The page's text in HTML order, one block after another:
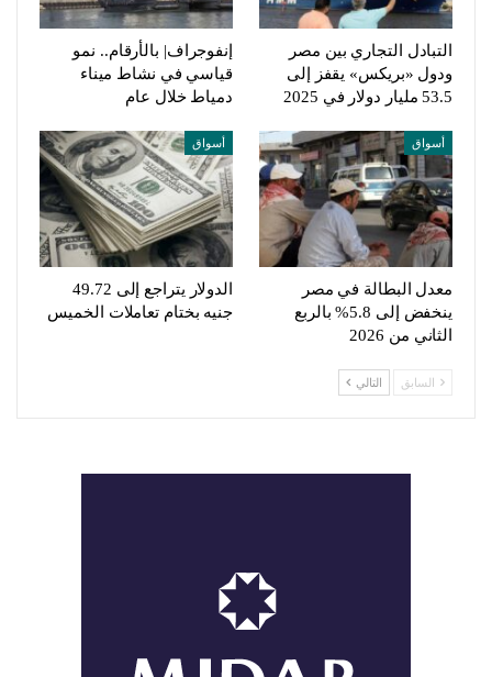
التبادل التجاري بين مصر
ودول «بريكس» يقفز إلى
53.5 مليار دولار في 2025
إنفوجراف| بالأرقام.. نمو
قياسي في نشاط ميناء
دمياط خلال عام
أسواق
معدل البطالة في مصر
ينخفض إلى 5.8% بالربع
الثاني من 2026
أسواق
الدولار يتراجع إلى 49.72
جنيه بختام تعاملات الخميس
السابق التالي